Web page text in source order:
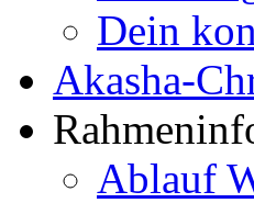
Dein
Akasha-
Ablauf